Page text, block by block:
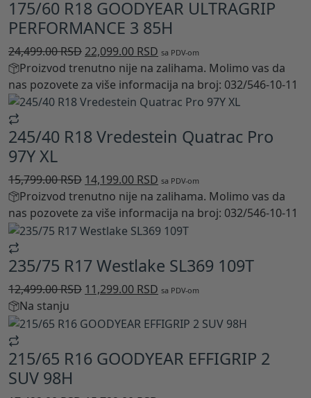
175/60 R18 GOODYEAR ULTRAGRIP
PERFORMANCE 3 85H
24,499.00RSD Originalna
cena
je
bila:
22,099.00 RSD Trenutna
cena
je:
22,099.00 RSD.
sa PDV-om
Proizvod trenutno nije na zalihama. Molimo vas da
nas pozovete za više informacija na broj: 032/546-10-11
245/40 R18 Vredestein Quatrac Pro
97Y XL
15,799.00RSD Originalna
cena
je
bila:
14,199.00 RSD Trenutna
cena
je:
14,199.00 RSD.
sa PDV-om
Proizvod trenutno nije na zalihama. Molimo vas da
nas pozovete za više informacija na broj: 032/546-10-11
235/75 R17 Westlake SL369 109T
12,499.00RSD Originalna
je
12,499.00 RSD.
11,299.00 RSD Trenutna
je:
sa PDV-om
Na stanju
215/65 R16 GOODYEAR EFFIGRIP 2
SUV 98H